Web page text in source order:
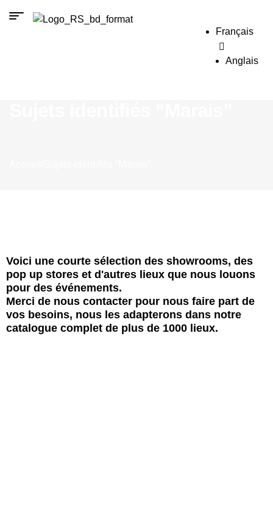
Français
Anglais
Voici une courte sélection des showrooms, des
pop up stores et d'autres lieux que nous louons
pour des événements.
Merci de nous contacter pour nous faire part de
vos besoins, nous les adapterons dans notre
catalogue complet de plus de 1000 lieux.